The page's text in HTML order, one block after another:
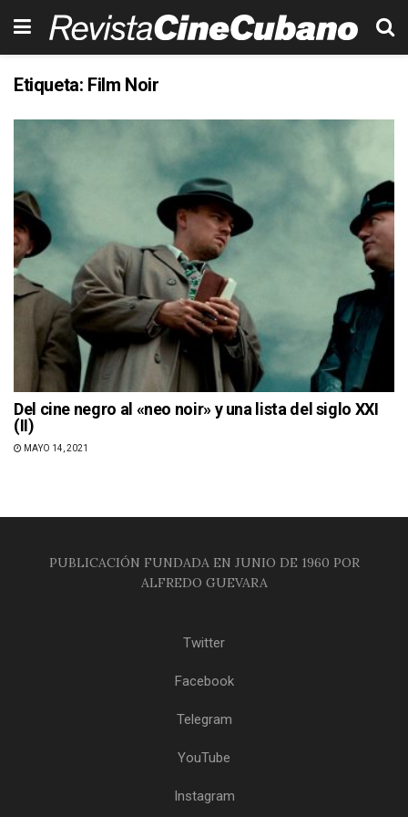
Etiqueta: Film Noir
Del cine negro al «neo noir» y una lista del siglo XXI
(II)
MAYO 14, 2021
PUBLICACIÓN FUNDADA EN JUNIO DE 1960 POR
ALFREDO GUEVARA
Twitter
Facebook
Telegram
YouTube
Instagram